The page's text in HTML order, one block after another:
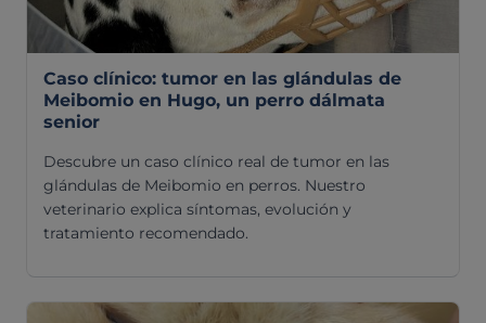
Diagnóstico veterinario por imagen
Laboratorio veterinario propio
Ecografía
Pruebas cropológicas
Pruebas histológicas – microscopio
Identificación con microchip y pasaporte
Desparasitación
Esterilización
Vacunación
Hospitalización
Leishmaniasis
Medicina general
Dermatología
Odontología
Nutrición
Urología y nefrología
Medicina felina
Planes de salud para perros
Planes de salud para gatos
Todos los planes de salud
¿Quiénes somos?
Comité de expertos veterinarios
Trabaja en Clinicanimal
Caso clínico: tumor en las glándulas de
Meibomio en Hugo, un perro dálmata
senior
Descubre un caso clínico real de tumor en las
glándulas de Meibomio en perros. Nuestro
veterinario explica síntomas, evolución y
tratamiento recomendado.